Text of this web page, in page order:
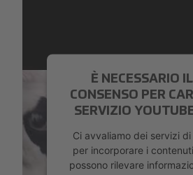
È NECESSARIO
CONSENSO PER
SERVIZIO
Ci avvaliamo dei servizi
per incorporare i
possono rilevare